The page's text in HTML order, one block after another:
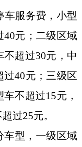
车服务费，小型
40元；二级区域
超过30元，中
过40元；三级区
不超过15元，
过25元。
车型，一级区域